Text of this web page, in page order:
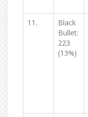
11.
Black
Bullet:
223
(13%)